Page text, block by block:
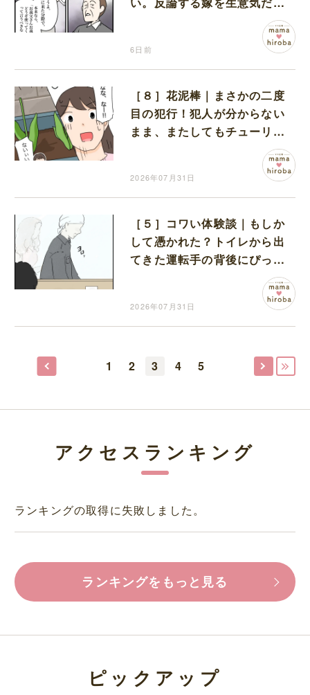
6日前
［８］花泥棒｜まさかの二度
目の犯行！犯人が分からない
まま、またしてもチューリッ
プの花だけが摘み取られた
2026年07月31日
［５］コワい体験談｜もしか
して憑かれた？トイレから出
てきた運転手の背後にぴった
2026年07月31日
1 2 3 4 5
アクセスランキング
ランキングの取得に失敗しました。
ランキングをもっと見る
ピックアップ